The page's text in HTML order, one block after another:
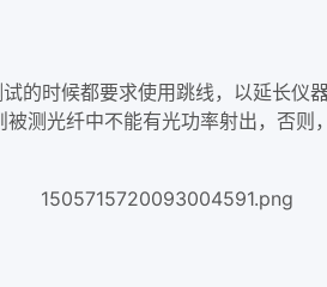
的时候都要求使用跳线，以延长
测光纤中不能有光功率射出，否则